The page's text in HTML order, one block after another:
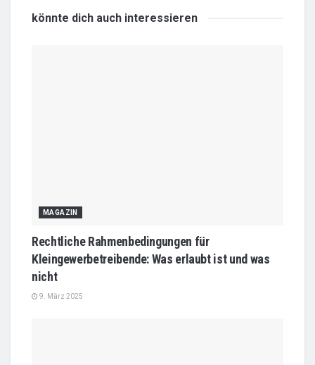
könnte dich auch interessieren
MAGAZIN
Rechtliche Rahmenbedingungen für
Kleingewerbetreibende: Was erlaubt ist und was
nicht
9. März 2025